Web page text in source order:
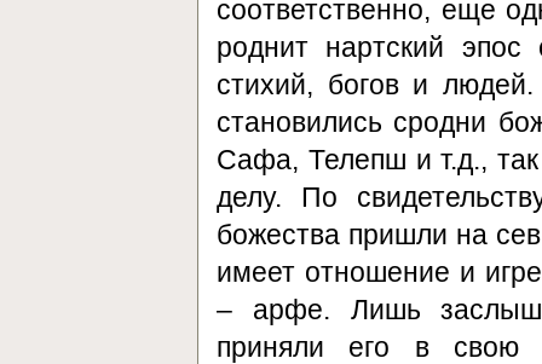
соответственно, еще
роднит нартский
стихий, богов и
становились сродни
Сафа, Телепш и т.д.,
делу. По
божества пришли на
имеет отношение и
– арфе. Лишь
приняли его в свою